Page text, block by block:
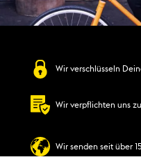
Wir verschlüsseln
Wir verpflichten uns
Wir senden seit über